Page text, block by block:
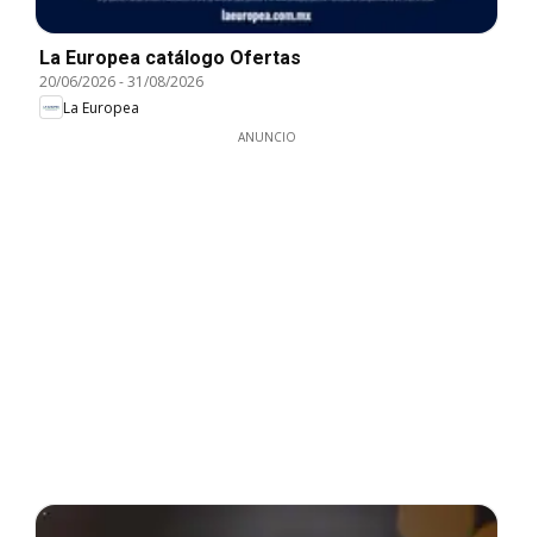
La Europea catálogo Ofertas
20/06/2026-31/08/2026
La Europea
ANUNCIO